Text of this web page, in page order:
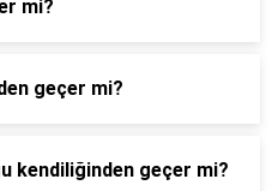
mi?
geçer mi?
kendiliğinden geçer mi?